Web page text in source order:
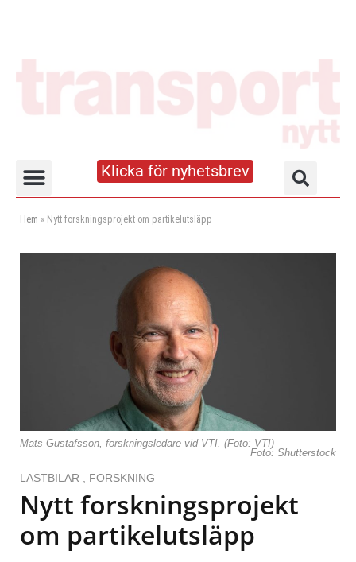
Klicka för nyhetsbrev
Hem » Nytt forskningsprojekt om partikelutsläpp
Mats Gustafsson, forskningsledare vid VTI. (Foto: VTI)
Foto: Shutterstock
LASTBILAR FORSKNING
Nytt forskningsprojekt
om partikelutsläpp